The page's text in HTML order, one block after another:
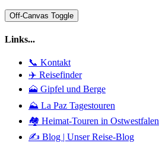
Off-Canvas Toggle
Links...
📞 Kontakt
✈️ Reisefinder
🗻 Gipfel und Berge
⛰️ La Paz Tagestouren
🏘️ Heimat-Touren in Ostwestfalen
✍️ Blog | Unser Reise-Blog